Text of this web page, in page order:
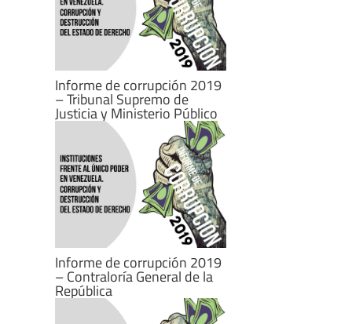
Informe de corrupción 2019
– Tribunal Supremo de
Justicia y Ministerio Público
Informe de corrupción 2019
– Contraloría General de la
República